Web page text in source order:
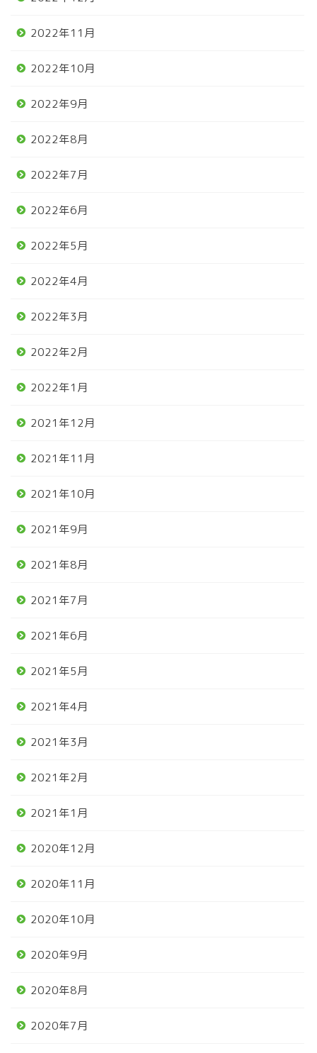
2022年11月
2022年10月
2022年9月
2022年8月
2022年7月
2022年6月
2022年5月
2022年4月
2022年3月
2022年2月
2022年1月
2021年12月
2021年11月
2021年10月
2021年9月
2021年8月
2021年7月
2021年6月
2021年5月
2021年4月
2021年3月
2021年2月
2021年1月
2020年12月
2020年11月
2020年10月
2020年9月
2020年8月
2020年7月